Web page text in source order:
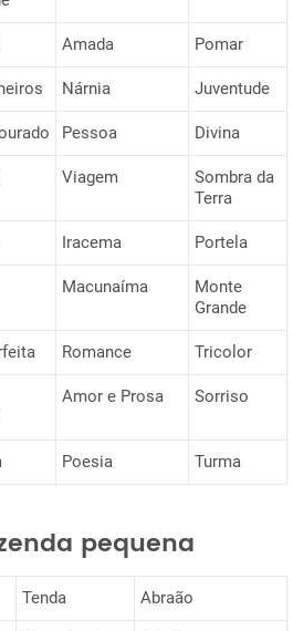
Amada Pomar
Nárnia Juventude
Pessoa Divina
Viagem
Sombra da
Terra
Iracema Portela
Macunaíma
Monte
Grande
Romance Tricolor
Amor e Prosa Sorriso
Poesia Turma
pequena
Tenda Abraão